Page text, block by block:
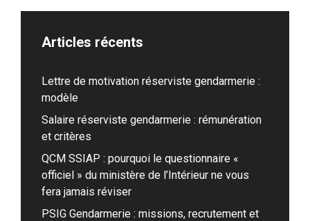
Articles récents
Lettre de motivation réserviste gendarmerie :
modèle
Salaire réserviste gendarmerie : rémunération
et critères
QCM SSIAP : pourquoi le questionnaire «
officiel » du ministère de l’Intérieur ne vous
fera jamais réviser
PSIG Gendarmerie : missions, recrutement et